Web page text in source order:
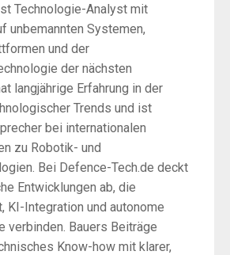
Technologie-Analyst mit
unbemannten Systemen,
und der
der nächsten
langjährige Erfahrung in der
Trends und ist
bei internationalen
zu Robotik- und
Bei Defence-Tech.de deckt
Entwicklungen ab, die
KI-Integration und autonome
verbinden. Bauers Beiträge
Know-how mit klarer,